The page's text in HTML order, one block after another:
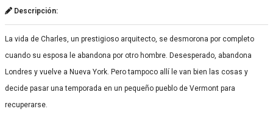
Descripción:
La vida de Charles, un prestigioso arquitecto, se desmorona por completo
cuando su esposa le abandona por otro hombre. Desesperado, abandona
Londres y vuelve a Nueva York. Pero tampoco allí le van bien las cosas y
decide pasar una temporada en un pequeño pueblo de Vermont para
recuperarse.